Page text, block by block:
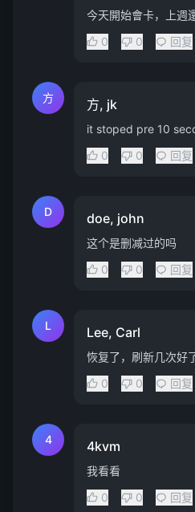
今天開始會卡，上週
0
0 回复
方 方, jk
it stoped pre 10
0
0 回复
D doe, john
这个是删减过的吗
0
0 回复
L Lee, Carl
恢复了，刷新几次好
0
0 回复
4 4kvm
我看看
0
0 回复